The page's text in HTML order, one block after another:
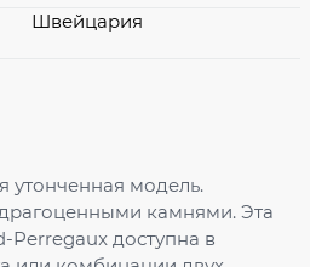
утонченная модель.
камнями. Эта
Perregaux доступна в
Швейцария